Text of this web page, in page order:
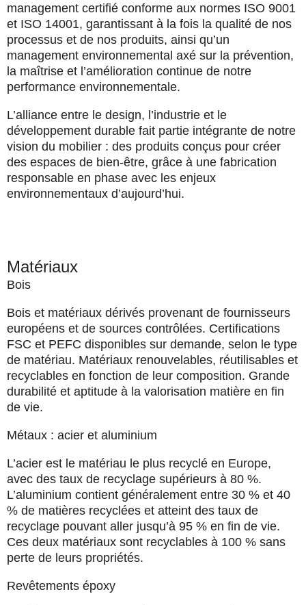
management certifié conforme aux normes ISO 9001
et ISO 14001, garantissant à la fois la qualité de nos
processus et de nos produits, ainsi qu’un
management environnemental axé sur la prévention,
la maîtrise et l’amélioration continue de notre
performance environnementale.
L’alliance entre le design, l’industrie et le
développement durable fait partie intégrante de notre
vision du mobilier : des produits conçus pour créer
des espaces de bien-être, grâce à une fabrication
responsable en phase avec les enjeux
environnementaux d’aujourd’hui.
Matériaux
Bois
Bois et matériaux dérivés provenant de fournisseurs
européens et de sources contrôlées. Certifications
FSC et PEFC disponibles sur demande, selon le type
de matériau. Matériaux renouvelables, réutilisables et
recyclables en fonction de leur composition. Grande
durabilité et aptitude à la valorisation matière en fin
de vie.
Métaux : acier et aluminium
L’acier est le matériau le plus recyclé en Europe,
avec des taux de recyclage supérieurs à 80 %.
L’aluminium contient généralement entre 30 % et 40
% de matières recyclées et atteint des taux de
recyclage pouvant aller jusqu’à 95 % en fin de vie.
Ces deux matériaux sont recyclables à 100 % sans
perte de leurs propriétés.
Revêtements époxy